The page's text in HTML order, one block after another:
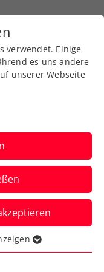
im
Thiem
den Sprung
verwendet. Einige
es uns andere
unserer Webseite